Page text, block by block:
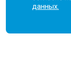
данных.